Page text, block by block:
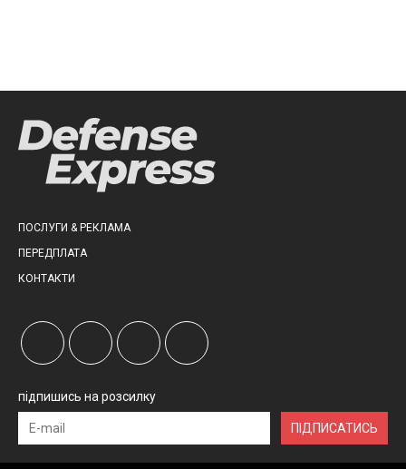
ПОСЛУГИ & РЕКЛАМА
ПЕРЕДПЛАТА
КОНТАКТИ
підпишись на розсилку
ПІДПИСАТИСЬ